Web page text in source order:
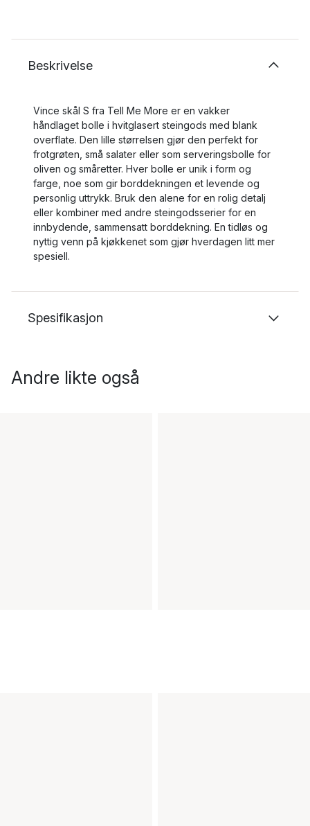
Beskrivelse
Vince skål S fra Tell Me More er en vakker
håndlaget bolle i hvitglasert steingods med blank
overflate. Den lille størrelsen gjør den perfekt for
frotgrøten, små salater eller som serveringsbolle for
oliven og småretter. Hver bolle er unik i form og
farge, noe som gir borddekningen et levende og
personlig uttrykk. Bruk den alene for en rolig detalj
eller kombiner med andre steingodsserier for en
innbydende, sammensatt borddekning. En tidløs og
nyttig venn på kjøkkenet som gjør hverdagen litt mer
spesiell.
Spesifikasjon
Andre likte også